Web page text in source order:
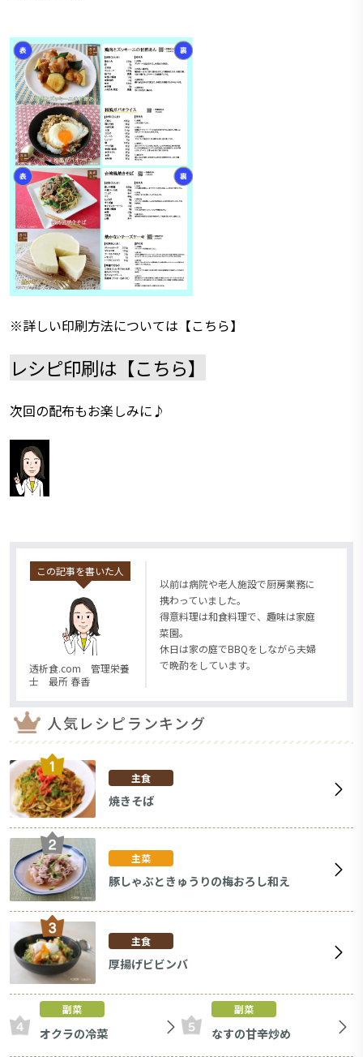
※詳しい印刷方法については 【こちら】
レシピ印刷は 【こちら】
次回の配布もお楽しみに♪
この記事を書いた人
透析食.com 管理栄養
士 最所 春香
以前は病院や老人施設で厨房業務に
携わっていました。
得意料理は和食料理で、趣味は家庭
菜園。
休日は家の庭でBBQをしながら夫婦
で晩酌をしています。
人気レシピランキング
主食
焼きそば
主菜
豚しゃぶときゅうりの梅おろし和え
主食
厚揚げビビンバ
副菜
オクラの冷菜
副菜
なすの甘辛炒め